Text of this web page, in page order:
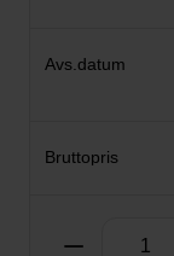
Ta bort